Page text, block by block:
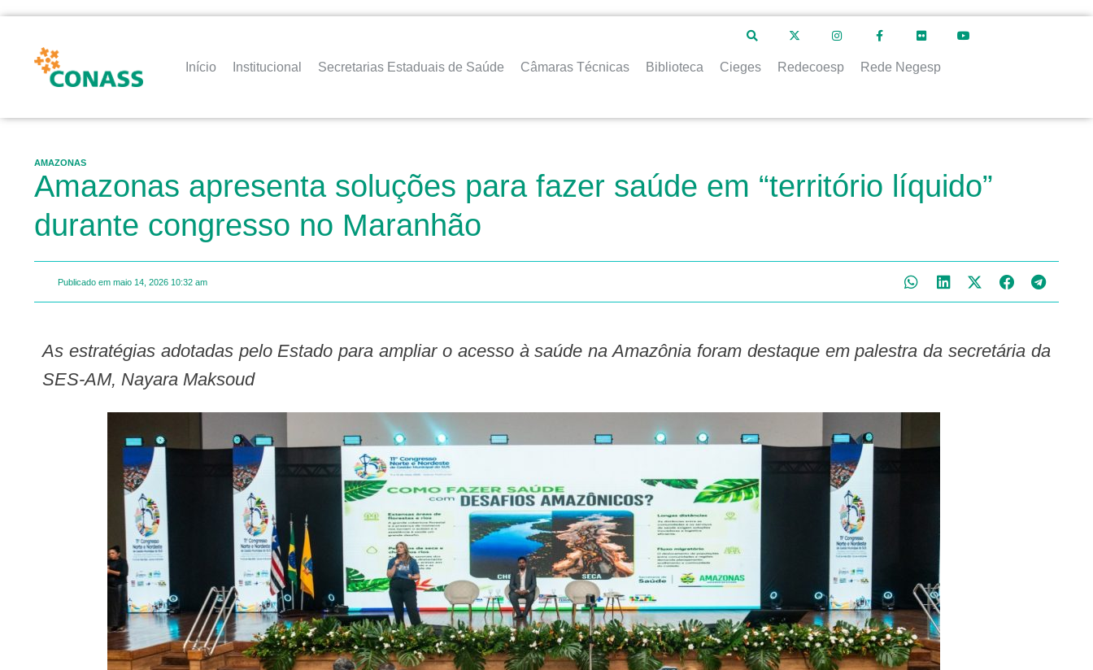
Início Institucional Secretarias Estaduais de Saúde Câmaras Técnicas Biblioteca Cieges Redecoesp Rede Negesp
AMAZONAS
Amazonas apresenta soluções para fazer saúde em “território líquido”
durante congresso no Maranhão
Publicado em maio 14, 2026 10:32 am
As estratégias adotadas pelo Estado para ampliar o acesso à saúde na Amazônia foram destaque em palestra da secretária da
SES-AM, Nayara Maksoud